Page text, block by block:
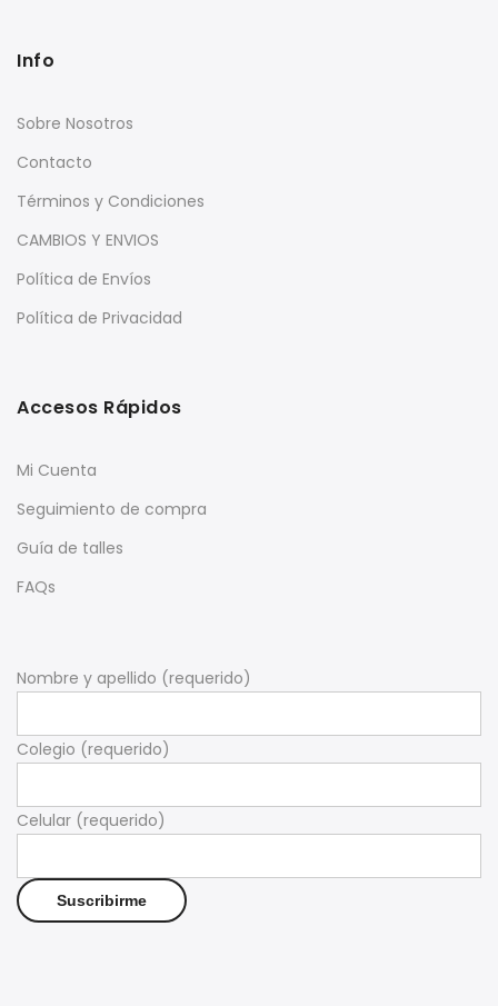
Info
Sobre Nosotros
Contacto
Términos y Condiciones
CAMBIOS Y ENVIOS
Política de Envíos
Política de Privacidad
Accesos Rápidos
Mi Cuenta
Seguimiento de compra
Guía de talles
FAQs
Nombre y apellido (requerido)
Colegio (requerido)
Celular (requerido)